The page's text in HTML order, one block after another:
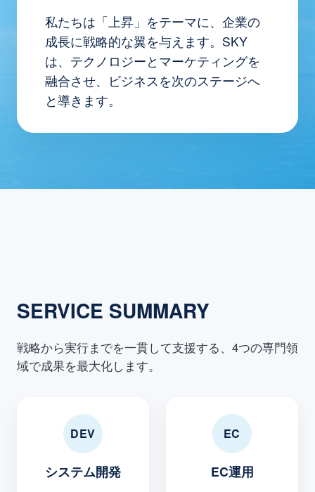
私たちは「上昇」をテーマに、企業の
成長に戦略的な翼を与えます。SKY
は、テクノロジーとマーケティングを
融合させ、ビジネスを次のステージへ
と導きます。
SERVICE SUMMARY
戦略から実行までを一貫して支援する、4つの専門領
域で成果を最大化します。
DEV
システム開発
EC
EC運用